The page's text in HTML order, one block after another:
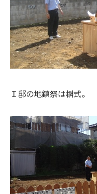
Ｉ邸の地鎮祭は榊式。